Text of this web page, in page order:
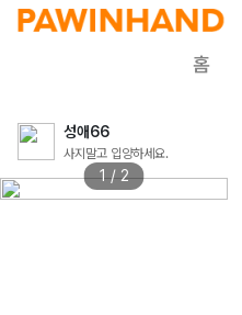
홈
성애66
사지말고 입양하세요.
1 / 2